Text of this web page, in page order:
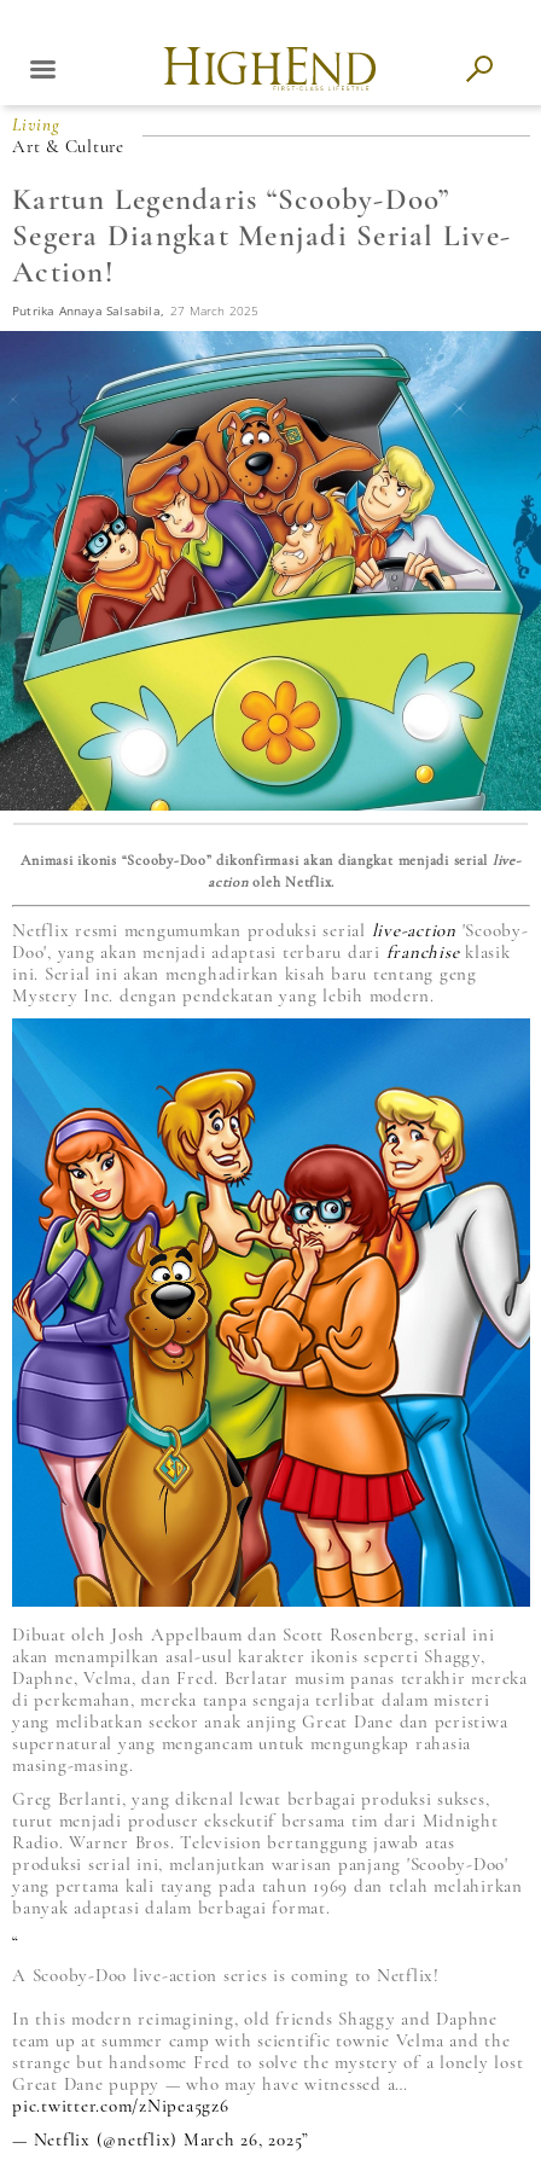
Living
Art & Culture
Kartun Legendaris “Scooby-Doo”
Segera Diangkat Menjadi Serial Live-
Action!
Putrika Annaya Salsabila, 27 March 2025
Animasi ikonis “Scooby-Doo” dikonfirmasi akan diangkat menjadi serial live-
actionoleh Netflix.
Netflix resmi mengumumkan produksi serial live-action 'Scooby-
Doo', yang akan menjadi adaptasi terbaru dari franchise klasik
ini. Serial ini akan menghadirkan kisah baru tentang geng
Mystery Inc. dengan pendekatan yang lebih modern.
Dibuat oleh Josh Appelbaum dan Scott Rosenberg, serial ini
akan menampilkan asal-usul karakter ikonis seperti Shaggy,
Daphne, Velma, dan Fred. Berlatar musim panas terakhir mereka
di perkemahan, mereka tanpa sengaja terlibat dalam misteri
yang melibatkan seekor anak anjing Great Dane dan peristiwa
supernatural yang mengancam untuk mengungkap rahasia
masing-masing.
Greg Berlanti, yang dikenal lewat berbagai produksi sukses,
turut menjadi produser eksekutif bersama tim dari Midnight
Radio. Warner Bros. Television bertanggung jawab atas
produksi serial ini, melanjutkan warisan panjang 'Scooby-Doo'
yang pertama kali tayang pada tahun 1969 dan telah melahirkan
banyak adaptasi dalam berbagai format.
A Scooby-Doo live-action series is coming to Netflix!
In this modern reimagining, old friends Shaggy and Daphne
team up at summer camp with scientific townie Velma and the
strange but handsome Fred to solve the mystery of a lonely lost
Great Dane puppy — who may have witnessed a…
pic.twitter.com/zNipea5gz6
— Netflix (@netflix) March 26, 2025